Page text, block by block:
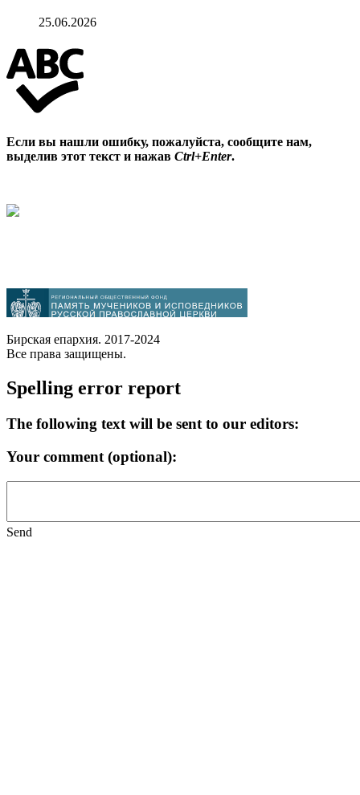
25.06.2026
Если вы нашли ошибку, пожалуйста, сообщите нам,
выделив этот текст и нажав Ctrl+Enter.
Бирская епархия. 2017-2024
Все права защищены.
Spelling error report
The following text will be sent to our editors:
Your comment (optional):
Send